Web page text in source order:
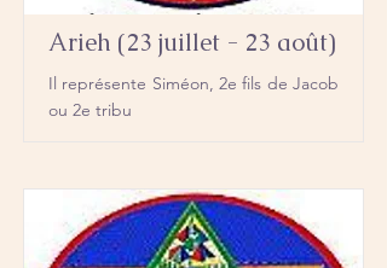
Arieh (23 juillet - 23 août)
Il représente Siméon, 2e fils de Jacob
ou 2e tribu